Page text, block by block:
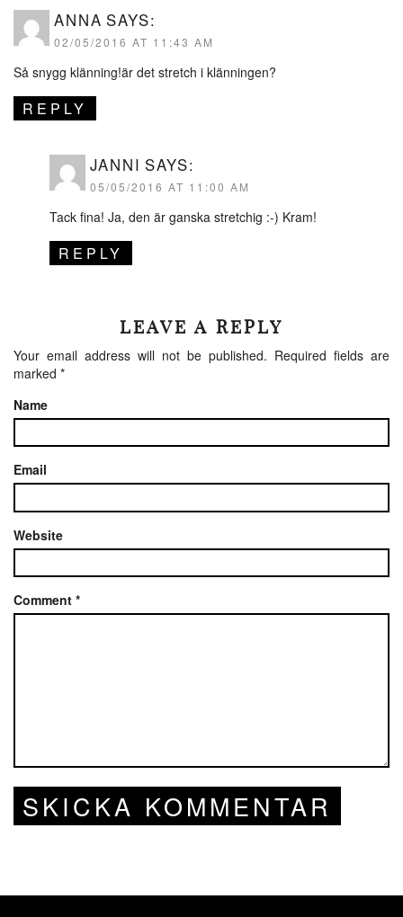
ANNA SAYS:
02/05/2016 AT 11:43 AM
Så snygg klänning!är det stretch i klänningen?
REPLY
JANNI SAYS:
05/05/2016 AT 11:00 AM
Tack fina! Ja, den är ganska stretchig :-) Kram!
REPLY
LEAVE A REPLY
Your email address will not be published. Required fields are
marked *
Name
Email
Website
Comment *
SKICKA KOMMENTAR